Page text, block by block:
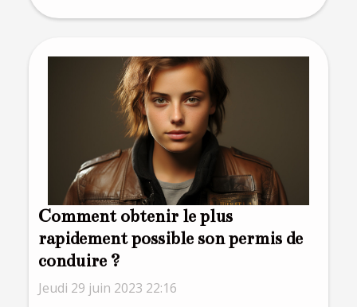
Comment obtenir le plus
rapidement possible son permis de
conduire ?
Jeudi 29 juin 2023 22:16